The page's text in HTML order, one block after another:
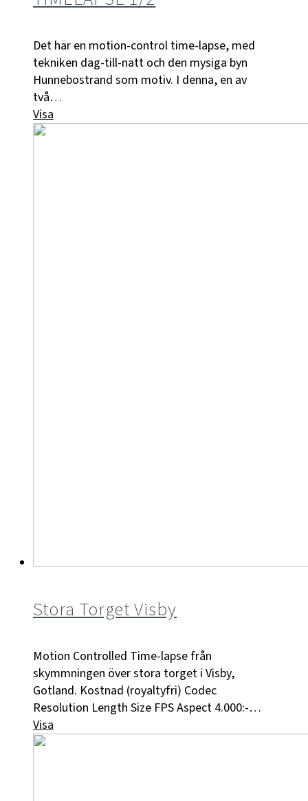
Det här en motion-control time-lapse, med
tekniken dag-till-natt och den mysiga byn
Hunnebostrand som motiv. I denna, en av
två…
Visa
Stora Torget Visby
Motion Controlled Time-lapse från
skymmningen över stora torget i Visby,
Gotland. Kostnad (royaltyfri) Codec
Resolution Length Size FPS Aspect 4.000:-…
Visa